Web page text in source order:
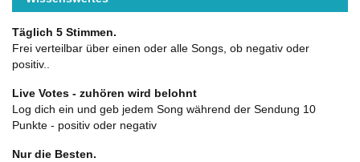
Täglich 5 Stimmen.
Frei verteilbar über einen oder alle Songs, ob negativ oder
positiv..
Live Votes - zuhören wird belohnt
Log dich ein und geb jedem Song während der Sendung 10
Punkte - positiv oder negativ
Nur die Besten.